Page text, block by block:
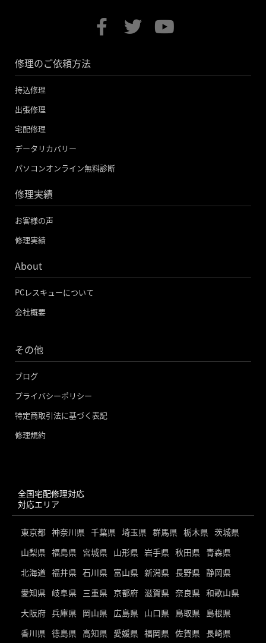
F
a
e
-
f
T
w
t
Y
o
t
修理のご依頼方法
持込修理
出張修理
宅配修理
データリカバリー
パソコンオンライン無料診断
修理実績
お客様の声
修理実績
About
PCレスキューについて
会社概要
その他
ブログ
プライバシーポリシー
特定商取引法に基づく表記
修理規約
全国宅配修理対応
対応エリア
東京都 神奈川県 千葉県 埼玉県 群馬県 栃木県 茨城県
山梨県 福島県 宮城県 山形県 岩手県 秋田県 青森県
北海道 福井県 石川県 富山県 新潟県 長野県 静岡県
愛知県 岐阜県 三重県 京都府 滋賀県 奈良県 和歌山県
大阪府 兵庫県 岡山県 広島県 山口県 鳥取県 島根県
香川県 徳島県 高知県 愛媛県 福岡県 佐賀県 長崎県